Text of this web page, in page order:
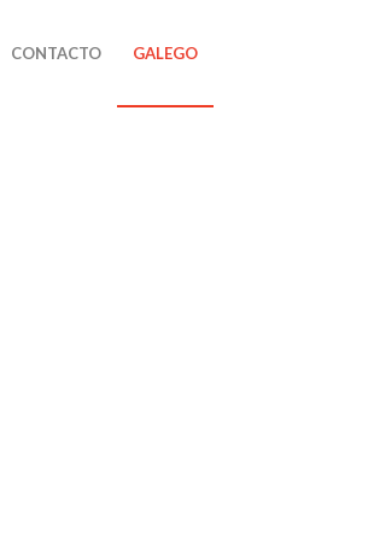
CONTACTO GALEGO